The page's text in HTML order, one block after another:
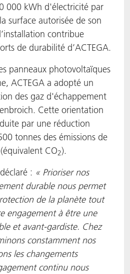
000 kWh d'électricité par
surface autorisée de son
contribue
de durabilité d’ACTEGA.
panneaux photovoltaïques
ACTEGA a adopté un
des gaz d'échappement
Cette orientation
par une réduction
tonnes des émissions de
CO2).
: « Prioriser nos
durable nous permet
de la planète tout
engagement à être une
et avant-gardiste. Chez
constamment nos
les changements
continu nous